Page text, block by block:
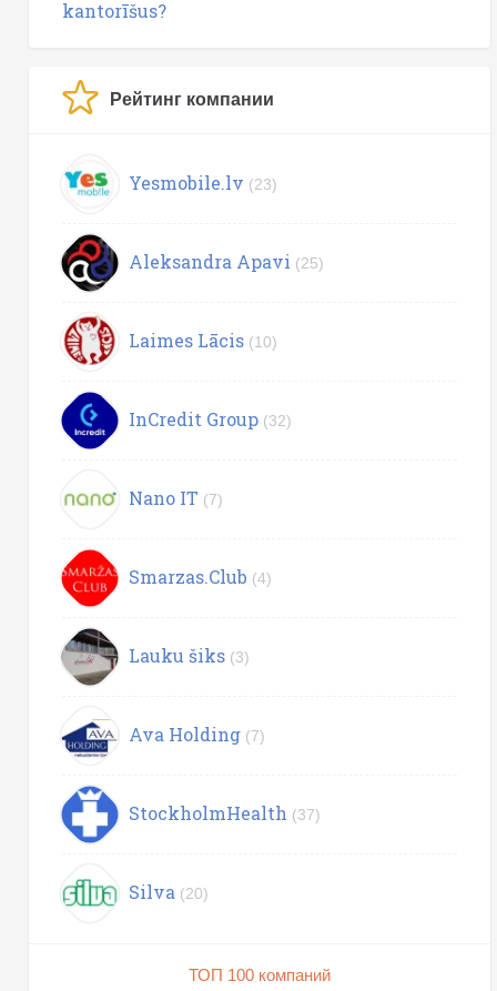
kantorīšus?
Рейтинг компании
Yesmobile.lv (23)
Aleksandra Apavi (25)
Laimes Lācis (10)
InCredit Group (32)
Nano IT (7)
Smarzas.Club (4)
Lauku šiks (3)
Ava Holding (7)
StockholmHealth (37)
Silva (20)
ТОП 100 компаний